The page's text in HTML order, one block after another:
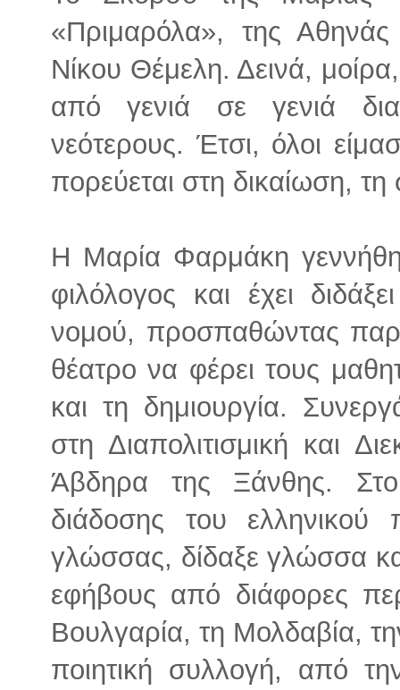
«Πριμαρόλα», της Αθηνάς
Νίκου Θέμελη. Δεινά,
από γενιά σε γενιά
νεότερους. Έτσι, όλοι
πορεύεται στη δικαίωση,
Η Μαρία Φαρμάκη
φιλόλογος και έχει
νομού, προσπαθώντας
θέατρο να φέρει τους
και τη δημιουργία.
στη Διαπολιτισμική και
Άβδηρα της Ξάνθης.
διάδοσης του ελληνικού
γλώσσας, δίδαξε γλώσσα
εφήβους από διάφορες
Βουλγαρία, τη Μολδαβία,
ποιητική συλλογή, από